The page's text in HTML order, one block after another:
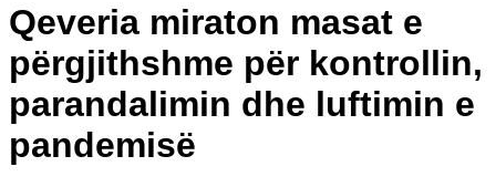
Qeveria miraton masat e
përgjithshme për kontrollin,
parandalimin dhe luftimin e
pandemisë